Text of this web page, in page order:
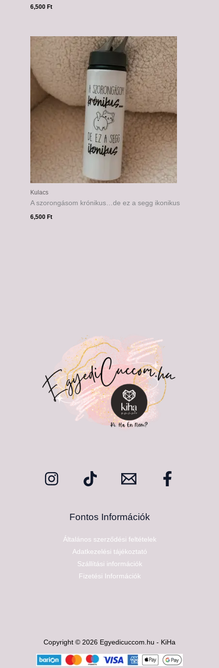
6,500 Ft
Kulacs
A szorongásom krónikus…de ez a segg ikonikus
6,500Ft
Fontos Információk
Általános szerződési feltételek
Adatkezelési tájékoztató
Szállítási információk
Fizetési Információk
Copyright © 2026 Egyedicuccom.hu - KiHa